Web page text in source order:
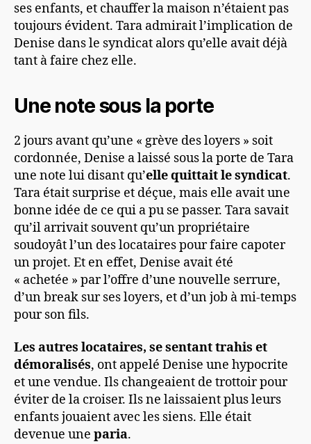
ses enfants, et chauffer la maison n’étaient pas
toujours évident. Tara admirait l’implication de
Denise dans le syndicat alors qu’elle avait déjà
tant à faire chez elle.
Une note sous la porte
2 jours avant qu’une « grève des loyers » soit
cordonnée, Denise a laissé sous la porte de Tara
une note lui disant qu’elle quittait le syndicat.
Tara était surprise et déçue, mais elle avait une
bonne idée de ce qui a pu se passer. Tara savait
qu’il arrivait souvent qu’un propriétaire
soudoyât l’un des locataires pour faire capoter
un projet. Et en effet, Denise avait été
« achetée » par l’offre d’une nouvelle serrure,
d’un break sur ses loyers, et d’un job à mi-temps
pour son fils.
Les autres locataires, se sentant trahis et
démoralisés, ont appelé Denise une hypocrite
et une vendue. Ils changeaient de trottoir pour
éviter de la croiser. Ils ne laissaient plus leurs
enfants jouaient avec les siens. Elle était
devenue une paria.